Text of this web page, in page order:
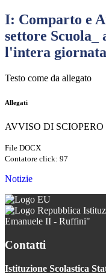
I: Comparto e
settore Scuola_
l'intera
Testo come da allegato
Allegati
AVVISO DI SCIOPERO
File DOCX
Contatore click: 97
Notizie
Emanuele II - Ruffini"
Contatti
Istituzione Scolastica